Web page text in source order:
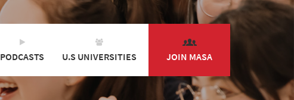
PODCASTS U.S UNIVERSITIES JOIN MASA